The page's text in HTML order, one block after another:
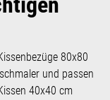
80x80
und passen
40x40 cm